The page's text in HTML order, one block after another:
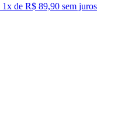
1x de R$ 89,90 sem juros